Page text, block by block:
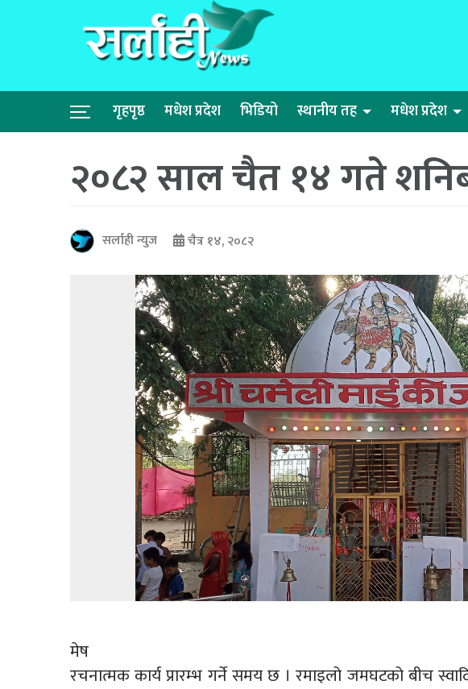
गृहपृष्ठ मधेश प्रदेश भिडियो स्थानीय तह मधेश प्रदेश
२०८२ साल चैत १४ गते
सर्लाही न्युज चैत्र १४, २०८२
मेष
रचनात्मक कार्य प्रारम्भ गर्ने समय छ । रमाइलो जमघटको बीच